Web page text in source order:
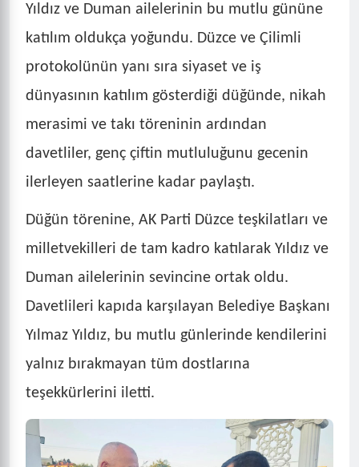
Yıldız ve Duman ailelerinin bu mutlu gününe
katılım oldukça yoğundu. Düzce ve Çilimli
protokolünün yanı sıra siyaset ve iş
dünyasının katılım gösterdiği düğünde, nikah
merasimi ve takı töreninin ardından
davetliler, genç çiftin mutluluğunu gecenin
ilerleyen saatlerine kadar paylaştı.
Düğün törenine, AK Parti Düzce teşkilatları ve
milletvekilleri de tam kadro katılarak Yıldız ve
Duman ailelerinin sevincine ortak oldu.
Davetlileri kapıda karşılayan Belediye Başkanı
Yılmaz Yıldız, bu mutlu günlerinde kendilerini
yalnız bırakmayan tüm dostlarına
teşekkürlerini iletti.